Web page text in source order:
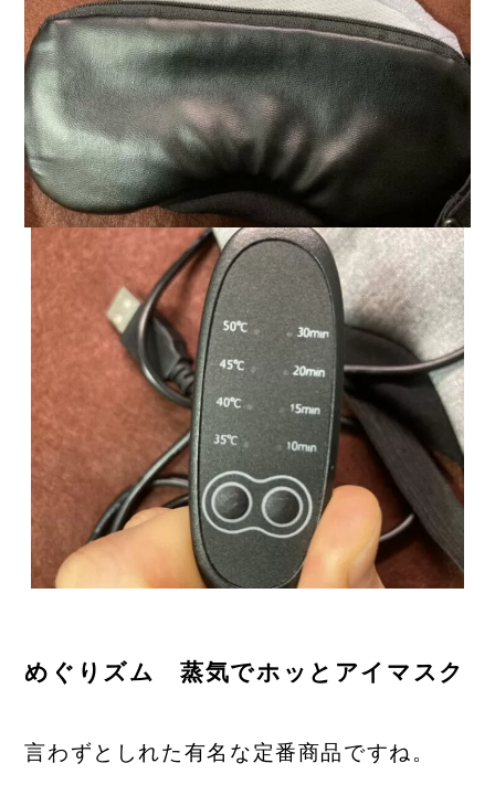
めぐりズム 蒸気でホッとアイマスク
言わずとしれた有名な定番商品ですね。